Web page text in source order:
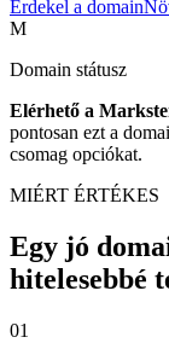
Érdekel a domain
M
Domain státusz
Elérhető a
pontosan ezt a
csomag opciókat.
MIÉRT ÉRTÉKES
Egy jó
hitelesebbé
01